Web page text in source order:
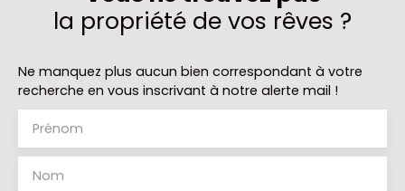
la propriété de vos rêves ?
Ne manquez plus aucun bien correspondant à votre
recherche en vous inscrivant à notre alerte mail !
Prénom
Nom